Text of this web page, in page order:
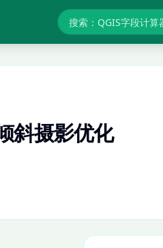
搜索GIS教程与报错
斜摄影优化